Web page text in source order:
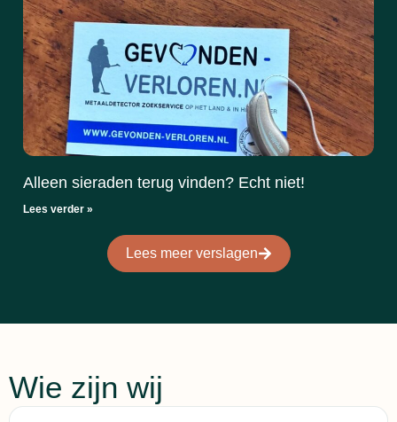
Alleen sieraden terug vinden? Echt niet!
Lees verder »
Lees meer verslagen
Wie zijn wij